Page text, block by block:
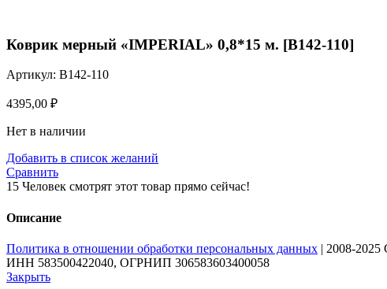
Коврик мерный «IMPERIAL» 0,8*15 м. [B142-110]
Артикул: B142-110
4395,00 ₽
Нет в наличии
Добавить в список желаний
Сравнить
15 Человек смотрят этот товар прямо сейчас!
Описание
Политика в отношении обработки персональных данных | 2008-
ИНН 583500422040, ОГРНИП 306583603400058
Закрыть